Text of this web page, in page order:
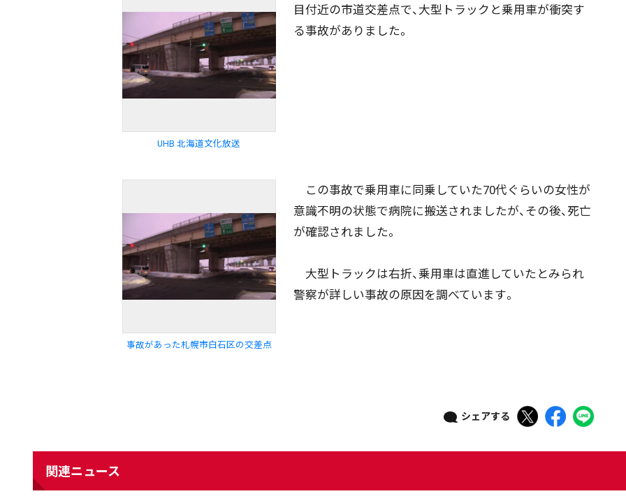
UHB 北海道文化放送
目付近の市道交差点で、大型トラックと乗用車が衝突す
る事故がありました。
事故があった札幌市白石区の交差点
この事故で乗用車に同乗していた70代ぐらいの女性が
意識不明の状態で病院に搬送されましたが、その後、死亡
が確認されました。
大型トラックは右折、乗用車は直進していたとみられ
警察が詳しい事故の原因を調べています。
シェアする
関連ニュース
08月01日